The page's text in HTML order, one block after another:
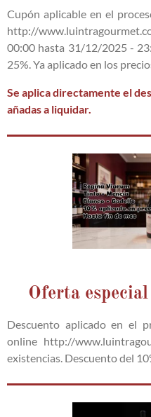
Cupón aplicable en el
http://
00:00 hasta 31/12/2025 -
25%. Ya aplicado en los
Se aplica directamente el
añadas a liquidar.
Oferta
Descuento aplicado en el
online http://
existencias. Descuento del